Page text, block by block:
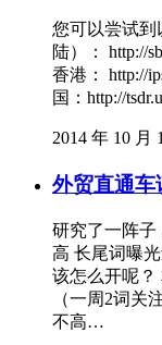
您可以尝试到
陆）： http://
香港： http://
国：http://
2014 年 10 月
外贸直通车
研究了一阵子
高 长尾词曝
该怎么开呢？
（一周2词关
不高…